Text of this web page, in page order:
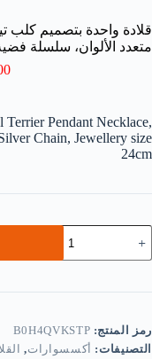
قلادة واحدة بتصميم كلب
متعدد الألوان، سلسلة فضية،
Pendant Necklace,
Chain, Jewellery size
24cm
قلادة
واحدة
كلب
ملون،
تعليقة
رمز المنتج: B0H4QVKSTP
التصنيفات: أكسسوارات,